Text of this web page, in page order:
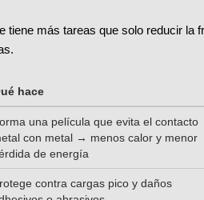
tiene más tareas que solo reducir la
hace
una película que evita el contacto
con metal → menos calor y menor
de energía
contra cargas pico y daños